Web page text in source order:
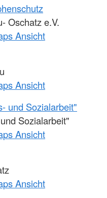
Oschatz e.V.
Ansicht
Ansicht
und Sozialarbeit"
Sozialarbeit"
Ansicht
Ansicht